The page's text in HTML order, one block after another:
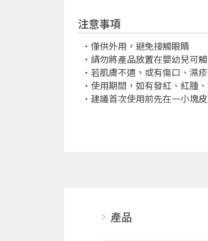
注意事項
•僅供外用，避免接觸眼睛
•請勿將產品放置在嬰幼兒可
•若肌膚不適，或有傷口、濕
•使用期間，如有發紅、紅腫
•建議首次使用前先在一小塊
產品